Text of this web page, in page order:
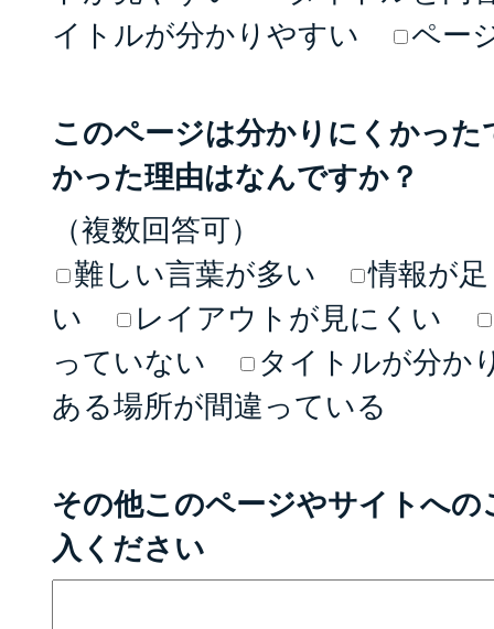
イトルが分かりやすい
ペー
このページは分かりにくかっ
かった理由はなんですか？
（複数回答可）
難しい言葉が多い
情報が
い
レイアウトが見にくい
っていない
タイトルが分か
ある場所が間違っている
その他このページやサイトへ
入ください